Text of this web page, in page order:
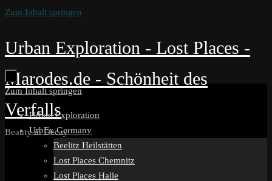
Zum Inhalt springen
Urban Exploration - Lost Places -
Marodes.de - Schönheit des
Verfalls
Beauty in Decay
Zum Inhalt springen
Urban Exploration
UrbEx Germany
Beelitz Heilstätten
Lost Places Chemnitz
Lost Places Halle